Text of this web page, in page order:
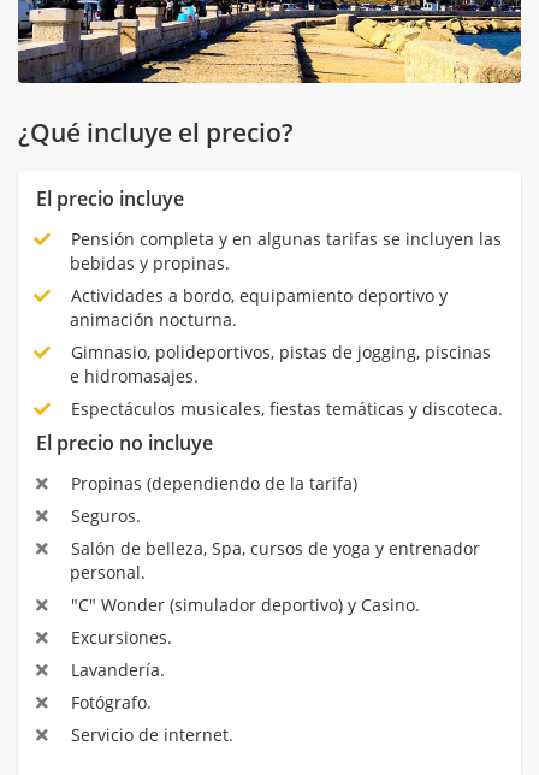
¿Qué incluye el precio?
El precio incluye
Pensión completa y en algunas tarifas se incluyen las
bebidas y propinas.
Actividades a bordo, equipamiento deportivo y
animación nocturna.
Gimnasio, polideportivos, pistas de jogging, piscinas
e hidromasajes.
Espectáculos musicales, fiestas temáticas y discoteca.
El precio no incluye
Propinas (dependiendo de la tarifa)
Seguros.
Salón de belleza, Spa, cursos de yoga y entrenador
personal.
"C" Wonder (simulador deportivo) y Casino.
Excursiones.
Lavandería.
Fotógrafo.
Servicio de internet.